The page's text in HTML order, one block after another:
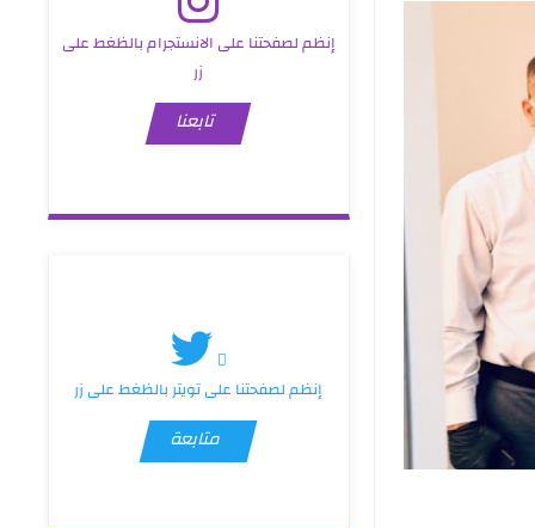
إنظم لصفحتنا على الانستجرام بالظغط على
زر
تابعنا
إنظم لصفحتنا على تويتر بالظغط على زر
متابعة